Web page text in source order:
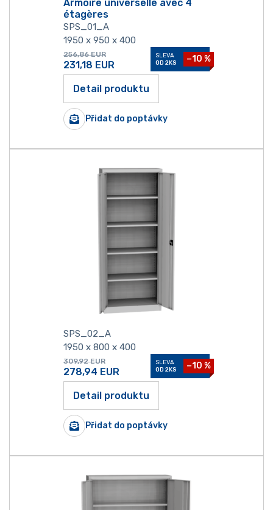
Armoire universelle avec 4
étagères
SPS_01_A
1950 x 950 x 400
256,86 EUR
231,18 EUR
SLEVA
OD 2KS
−10 %
Detail produktu
Přidat do poptávky
SPS_02_A
1950 x 800 x 400
309,92 EUR
278,94 EUR
SLEVA
OD 2KS
−10 %
Detail produktu
Přidat do poptávky